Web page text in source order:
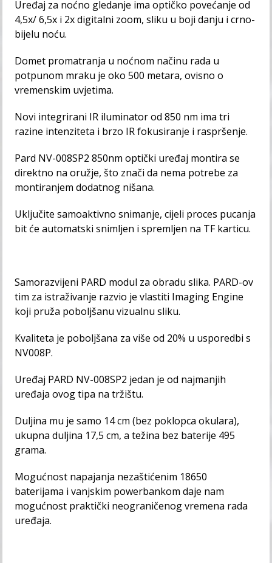
Uređaj za noćno gledanje ima optičko povećanje od
4,5x/ 6,5x i 2x digitalni zoom, sliku u boji danju i crno-
bijelu noću.
Domet promatranja u noćnom načinu rada u
potpunom mraku je oko 500 metara, ovisno o
vremenskim uvjetima.
Novi integrirani IR iluminator od 850 nm ima tri
razine intenziteta i brzo IR fokusiranje i raspršenje.
Pard NV-008SP2 850nm optički uređaj montira se
direktno na oružje, što znači da nema potrebe za
montiranjem dodatnog nišana.
Uključite samoaktivno snimanje, cijeli proces pucanja
bit će automatski snimljen i spremljen na TF karticu.
Samorazvijeni PARD modul za obradu slika. PARD-ov
tim za istraživanje razvio je vlastiti Imaging Engine
koji pruža poboljšanu vizualnu sliku.
Kvaliteta je poboljšana za više od 20% u usporedbi s
NV008P.
Uređaj PARD NV-008SP2 jedan je od najmanjih
uređaja ovog tipa na tržištu.
Duljina mu je samo 14 cm (bez poklopca okulara),
ukupna duljina 17,5 cm, a težina bez baterije 495
grama.
Mogućnost napajanja nezaštićenim 18650
baterijama i vanjskim powerbankom daje nam
mogućnost praktički neograničenog vremena rada
uređaja.